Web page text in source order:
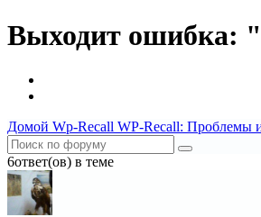
Выходит ошибка:
Домой Wp-Recall WP-Recall: Проблемы
6ответ(ов) в теме